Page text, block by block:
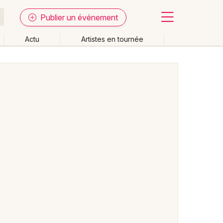
Publier un événement
Actu Artistes en tournée